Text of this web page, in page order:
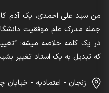
من سید علی احمدی، یک آدم
جمله مدرک علم موفقیت
در یک کلمه خلاصه میشه:
که تبدیل به یک استاد تغییر
زنجان - اعتمادیه - خیابان